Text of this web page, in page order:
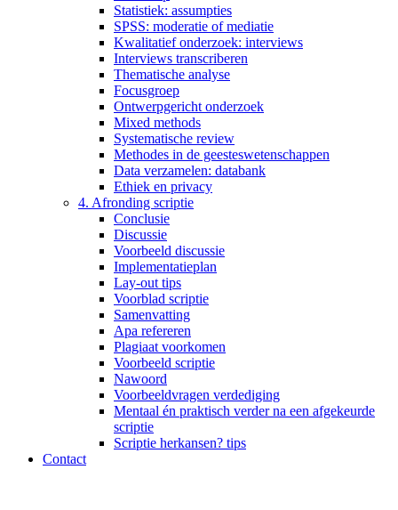
Statistiek: assumpties
SPSS: moderatie of mediatie
Kwalitatief onderzoek: interviews
Interviews transcriberen
Thematische analyse
Focusgroep
Ontwerpgericht onderzoek
Mixed methods
Systematische review
Methodes in de geesteswetenschappen
Data verzamelen: databank
Ethiek en privacy
4. Afronding scriptie
Conclusie
Discussie
Voorbeeld discussie
Implementatieplan
Lay-out tips
Voorblad scriptie
Samenvatting
Apa refereren
Plagiaat voorkomen
Voorbeeld scriptie
Nawoord
Voorbeeldvragen verdediging
Mentaal én praktisch verder na een afgekeurde
scriptie
Scriptie herkansen? tips
Contact